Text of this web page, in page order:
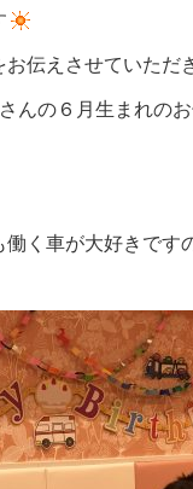
伝えさせていただ
んの６月生まれの
く車が大好きで